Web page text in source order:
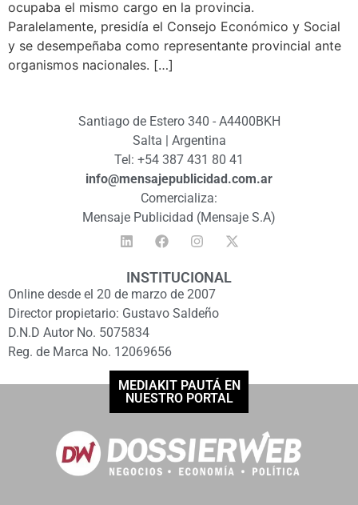
ocupaba el mismo cargo en la provincia.
Paralelamente, presidía el Consejo Económico y Social
y se desempeñaba como representante provincial ante
organismos nacionales. […]
Santiago de Estero 340 - A4400BKH
Salta | Argentina
Tel: +54 387 431 80 41
info@mensajepublicidad.com.ar
Comercializa:
Mensaje Publicidad (Mensaje S.A)
INSTITUCIONAL
Online desde el 20 de marzo de 2007
Director propietario: Gustavo Saldeño
D.N.D Autor No. 5075834
Reg. de Marca No. 12069656
MEDIAKIT PAUTÁ EN
NUESTRO PORTAL